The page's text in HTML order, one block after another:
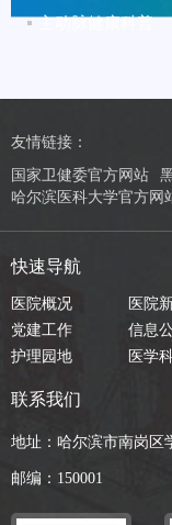
主动脉健康科普
友情链接：
国家卫健委官方网站
哈尔滨医科大学官方网
快速导航
医院概况 医院
党建工作
信息
护理园地
医学
联系我们
地址：哈尔滨市南岗区
邮编：150001